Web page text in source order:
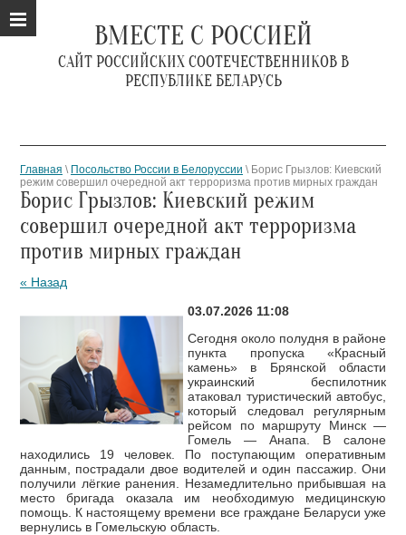
ВМЕСТЕ С РОССИЕЙ
САЙТ РОССИЙСКИХ СООТЕЧЕСТВЕННИКОВ В
РЕСПУБЛИКЕ БЕЛАРУСЬ
Главная \ Посольство России в Белоруссии \ Борис Грызлов: Киевский
режим совершил очередной акт терроризма против мирных граждан
Борис Грызлов: Киевский режим
совершил очередной акт терроризма
против мирных граждан
« Назад
03.07.2026 11:08
Сегодня около полудня в районе
пункта пропуска «Красный
камень» в Брянской области
украинский беспилотник
атаковал туристический автобус,
который следовал регулярным
рейсом по маршруту Минск —
Гомель — Анапа. В салоне
находились 19 человек. По поступающим оперативным
данным, пострадали двое водителей и один пассажир. Они
получили лёгкие ранения. Незамедлительно прибывшая на
место бригада оказала им необходимую медицинскую
помощь. К настоящему времени все граждане Беларуси уже
вернулись в Гомельскую область.